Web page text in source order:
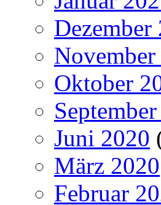
Dezember
Oktober
Juni 2020
März 2020
Februar